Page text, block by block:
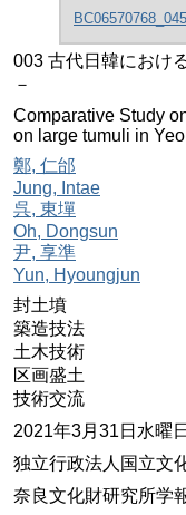
003 古代日韓におけ
－
Comparative Study
on large tumuli in
鄭, 仁邰
Jung, Intae
呉, 東墠
Oh, Dongsun
尹, 享準
Yun, Hyoungjun
封土墳
築造技法
土木技術
区画盛土
技術交流
2021年3月31日水曜
独立行政法人国立文
奈良文化財研究所学